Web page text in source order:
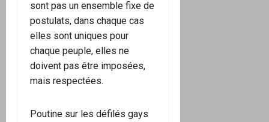
sont pas un ensemble fixe de
postulats, dans chaque cas
elles sont uniques pour
chaque peuple, elles ne
doivent pas être imposées,
mais respectées.
Poutine sur les défilés gays